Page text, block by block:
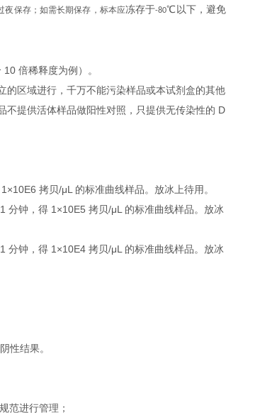
夜保存；如需长期保存，标本应冻存于-80℃ 以下，避免
倍稀释度为例）。
的区域进行，千万不能污染样品或本试剂盒的其他
不提供活体样品做阳性对照，只提供无传染性的 D
拷贝/μL 的标准曲线样品。放冰上待用。
分钟，得 1×10E5 拷贝/μL 的标准曲线样品。放冰
分钟，得 1×10E4 拷贝/μL 的标准曲线样品。放冰
性结果。
范进行管理；